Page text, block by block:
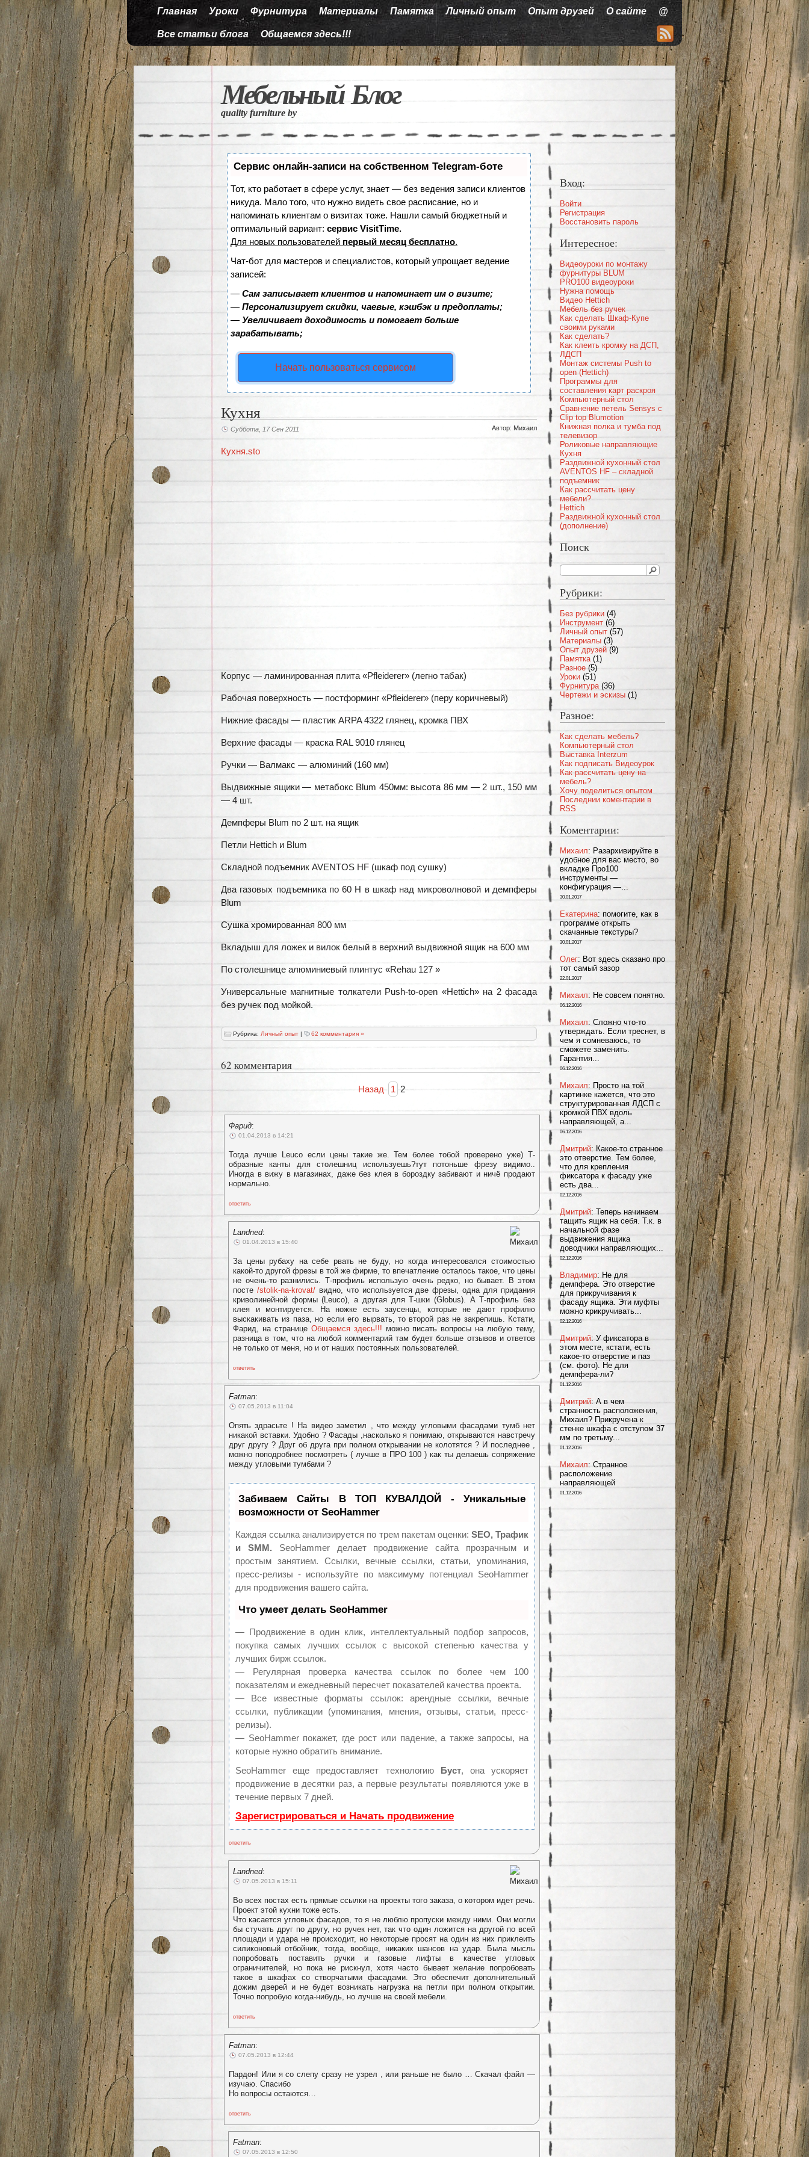
Главная Уроки Фурнитура Материалы Памятка Личный опыт Опыт друзей О сайте @
Все статьи блога Общаемся здесь!!!
Мебельный Блог
quality furniture by
Сервис онлайн-записи на собственном Telegram-боте
Тот, кто работает в сфере услуг, знает — без ведения записи клиентов
никуда. Мало того, что нужно видеть свое расписание, но и
напоминать клиентам о визитах тоже. Нашли самый бюджетный и
оптимальный вариант: сервис VisitTime.
Для новых пользователей первый месяц бесплатно.
Чат-бот для мастеров и специалистов, который упрощает ведение
записей:
— Сам записывает клиентов и напоминает им о визите;
— Персонализирует скидки, чаевые, кэшбэк и предоплаты;
— Увеличивает доходимость и помогает больше
зарабатывать;
Начать пользоваться сервисом
Кухня
Автор: Михаил
Суббота, 17 Сен 2011
Кухня.sto
Корпус — ламинированная плита «Pfleiderer» (легно табак)
Рабочая поверхность — постформинг «Pfleiderer» (перу коричневый)
Нижние фасады — пластик ARPA 4322 глянец, кромка ПВХ
Верхние фасады — краска RAL 9010 глянец
Ручки — Валмакс — алюминий (160 мм)
Выдвижные ящики — метабокс Blum 450мм: высота 86 мм — 2 шт., 150 мм
— 4 шт.
Демпферы Blum по 2 шт. на ящик
Петли Hettich и Blum
Складной подъемник AVENTOS HF (шкаф под сушку)
Два газовых подъемника по 60 Н в шкаф над микроволновой и демпферы
Blum
Сушка хромированная 800 мм
Вкладыш для ложек и вилок белый в верхний выдвижной ящик на 600 мм
По столешнице алюминиевый плинтус «Rehau 127 »
Универсальные магнитные толкатели Push-to-open «Hettich» на 2 фасада
без ручек под мойкой.
Рубрика: Личный опыт | 62 комментария »
62 комментария
Назад 1 2
Фарид:
01.04.2013 в 14:21
Тогда лучше Leuco если цены такие же. Тем более тобой проверено уже) Т-
образные канты для столешниц используешь?тут потоньше фрезу видимо..
Иногда в вижу в магазинах, даже без клея в бороздку забивают и ничё продают
нормально.
ответить
Landned:
01.04.2013 в 15:40
За цены рубаху на себе рвать не буду, но когда интересовался стоимостью
какой-то другой фрезы в той же фирме, то впечатление осталось такое, что цены
не очень-то разнились. Т-профиль использую очень редко, но бывает. В этом
посте /stolik-na-krovat/видно, что используется две фрезы, одна для придания
криволинейной формы (Leuco), а другая для Т-шки (Globus). А Т-профиль без
клея и монтируется. На ножке есть заусенцы, которые не дают профилю
выскакивать из паза, но если его вырвать, то второй раз не закрепишь. Кстати,
Фарид, на странице Общаемся здесь!!! можно писать вопросы на любую тему,
разница в том, что на любой комментарий там будет больше отзывов и ответов
не только от меня, но и от наших постоянных пользователей.
ответить
Fatman:
07.05.2013 в 11:04
Опять здрасьте ! На видео заметил , что между угловыми фасадами тумб нет
никакой вставки. Удобно ? Фасады ,насколько я понимаю, открываются навстречу
друг другу ? Друг об друга при полном открывании не колотятся ? И последнее ,
можно поподробнее посмотреть ( лучше в ПРО 100 ) как ты делаешь сопряжение
между угловыми тумбами ?
Забиваем Сайты В ТОП КУВАЛДОЙ - Уникальные
возможности от SeoHammer
Каждая ссылка анализируется по трем пакетам оценки: SEO, Трафик
и SMM. SeoHammer делает продвижение сайта прозрачным и
простым занятием. Ссылки, вечные ссылки, статьи, упоминания,
пресс-релизы - используйте по максимуму потенциал SeoHammer
для продвижения вашего сайта.
Что умеет делать SeoHammer
— Продвижение в один клик, интеллектуальный подбор запросов,
покупка самых лучших ссылок с высокой степенью качества у
лучших бирж ссылок.
— Регулярная проверка качества ссылок по более чем 100
показателям и ежедневный пересчет показателей качества проекта.
— Все известные форматы ссылок: арендные ссылки, вечные
ссылки, публикации (упоминания, мнения, отзывы, статьи, пресс-
релизы).
— SeoHammer покажет, где рост или падение, а также запросы, на
которые нужно обратить внимание.
SeoHammer еще предоставляет технологию Буст, она ускоряет
продвижение в десятки раз, а первые результаты появляются уже в
течение первых 7 дней.
Зарегистрироваться и Начать продвижение
ответить
Landned:
07.05.2013 в 15:11
Во всех постах есть прямые ссылки на проекты того заказа, о котором идет речь.
Проект этой кухни тоже есть.
Что касается угловых фасадов, то я не люблю пропуски между ними. Они могли
бы стучать друг по другу, но ручек нет, так что один ложится на другой по всей
площади и удара не происходит, но некоторые просят на один из них приклеить
силиконовый отбойник, тогда, вообще, никаких шансов на удар. Была мысль
попробовать поставить ручки и газовые лифты в качестве угловых
ограничителей, но пока не рискнул, хотя часто бывает желание попробовать
такое в шкафах со створчатыми фасадами. Это обеспечит дополнительный
дожим дверей и не будет возникать нагрузка на петли при полном открытии.
Точно попробую когда-нибудь, но лучше на своей мебели.
ответить
Fatman:
07.05.2013 в 12:44
Пардон! Или я со слепу сразу не узрел , или раньше не было … Скачал файл —
изучаю. Спасибо
Но вопросы остаются…
ответить
Fatman:
07.05.2013 в 12:50
Вход:
Войти
Регистрация
Восстановить пароль
Интересное:
Видеоуроки по монтажу
фурнитуры BLUM
PRO100 видеоуроки
Нужна помощь
Видео Hettich
Мебель без ручек
Как сделать Шкаф-Купе
своими руками
Как сделать?
Как клеить кромку на ДСП,
ЛДСП
Монтаж системы Push to
open (Hettich)
Программы для
составления карт раскроя
Компьютерный стол
Сравнение петель Sensys c
Clip top Blumotion
Книжная полка и тумба под
телевизор
Роликовые направляющие
Кухня
Раздвижной кухонный стол
AVENTOS HF – складной
подъемник
Как рассчитать цену
мебели?
Hettich
Раздвижной кухонный стол
(дополнение)
Поиск
Рубрики:
Без рубрики (4)
Инструмент (6)
Личный опыт (57)
Материалы (3)
Опыт друзей (9)
Памятка (1)
Разное (5)
Уроки (51)
Фурнитура (36)
Чертежи и эскизы (1)
Разное:
Как сделать мебель?
Компьютерный стол
Выставка Interzum
Как подписать Видеоурок
Как рассчитать цену на
мебель?
Хочу поделиться опытом
Последнии коментарии в
RSS
Коментарии:
Михаил: Разархивируйте в
удобное для вас место, во
вкладке Про100
инструменты —
конфигурация —...
30.01.2017
Екатерина: помогите, как в
программе открыть
скачанные текстуры?
30.01.2017
Олег: Вот здесь сказано про
тот самый зазор
22.01.2017
Михаил: Не совсем понятно.
06.12.2016
Михаил: Сложно что-то
утверждать. Если треснет, в
чем я сомневаюсь, то
сможете заменить.
Гарантия...
06.12.2016
Михаил: Просто на той
картинке кажется, что это
структурированная ЛДСП с
кромкой ПВХ вдоль
направляющей, а...
06.12.2016
Дмитрий: Какое-то странное
это отверстие. Тем более,
что для крепления
фиксатора к фасаду уже
есть два...
02.12.2016
Дмитрий: Теперь начинаем
тащить ящик на себя. Т.к. в
начальной фазе
выдвижения ящика
доводчики направляющих...
02.12.2016
Владимир: Не для
демпфера. Это отверстие
для прикручивания к
фасаду ящика. Эти муфты
можно крикручивать...
02.12.2016
Дмитрий: У фиксатора в
этом месте, кстати, есть
какое-то отверстие и паз
(см. фото). Не для
демпфера-ли?
01.12.2016
Дмитрий: А в чем
странность раcположения,
Михаил? Прикручена к
стенке шкафа с отступом 37
мм по третьму...
01.12.2016
Михаил: Странное
расположение
направляющей
01.12.2016